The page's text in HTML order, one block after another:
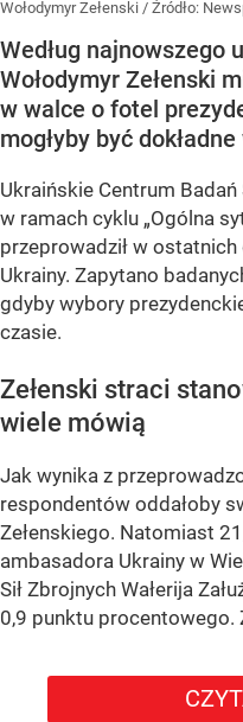
Wołodymyr Zełenski / Źródło:
Według najnowszego
Wołodymyr Zełenski
w walce o fotel
mogłyby być
Ukraińskie Centrum
w ramach cyklu „Ogólna
przeprowadził w
Ukrainy. Zapytano
gdyby wybory
czasie.
Zełenski straci
wiele mówią
Jak wynika z
respondentów oddałoby
Zełenskiego. Natomiast
ambasadora Ukrainy w
Sił Zbrojnych Wałerija
0,9 punktu procentowego.